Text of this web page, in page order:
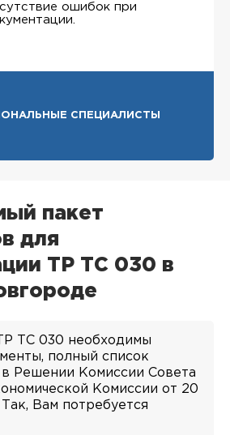
ошибок при
СПЕЦИАЛИСТЫ
пакет
для
ТР ТС 030 в
ТС 030 необходимы
полный список
в Решении Комиссии Совета
Комиссии от 20
Вам потребуется